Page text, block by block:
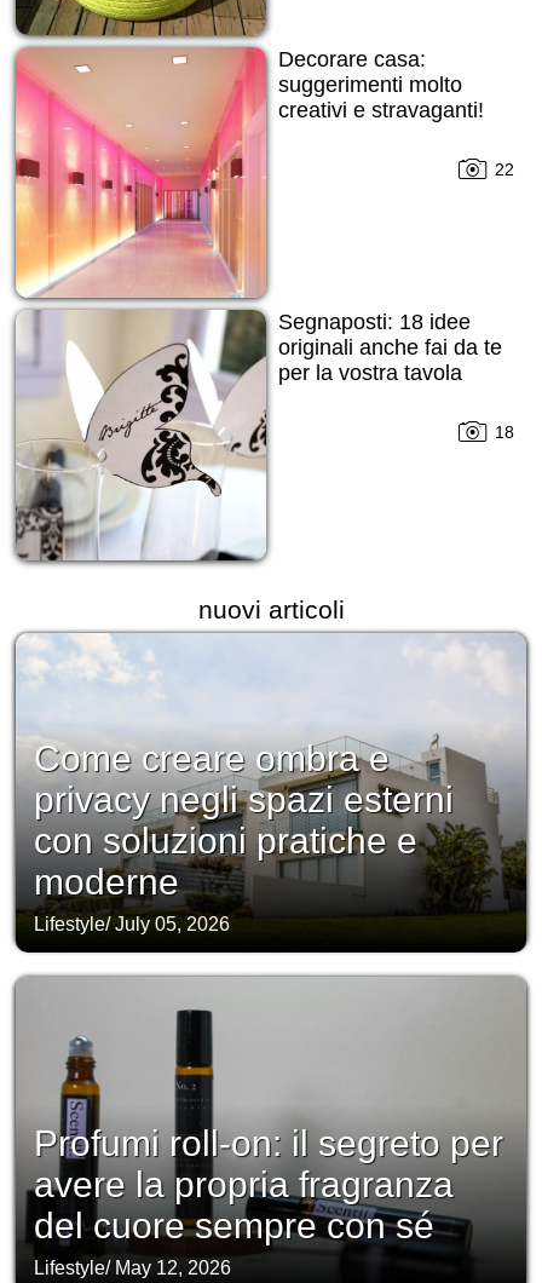
Decorare casa:
suggerimenti molto
creativi e stravaganti!
22
Segnaposti: 18 idee
originali anche fai da te
per la vostra tavola
18
nuovi articoli
Come creare ombra e
privacy negli spazi esterni
con soluzioni pratiche e
moderne
Lifestyle/July 05, 2026
Profumi roll-on: il segreto per
avere la propria fragranza
del cuore sempre con sé
Lifestyle/ May 12, 2026